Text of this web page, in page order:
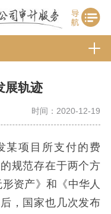
展轨迹
时间：2020-12-19
某项目所支付的费
规范存在于两个方
资产》和《中华人
，国家也几次发布